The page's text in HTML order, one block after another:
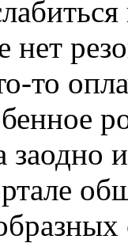
нет
то
заодно